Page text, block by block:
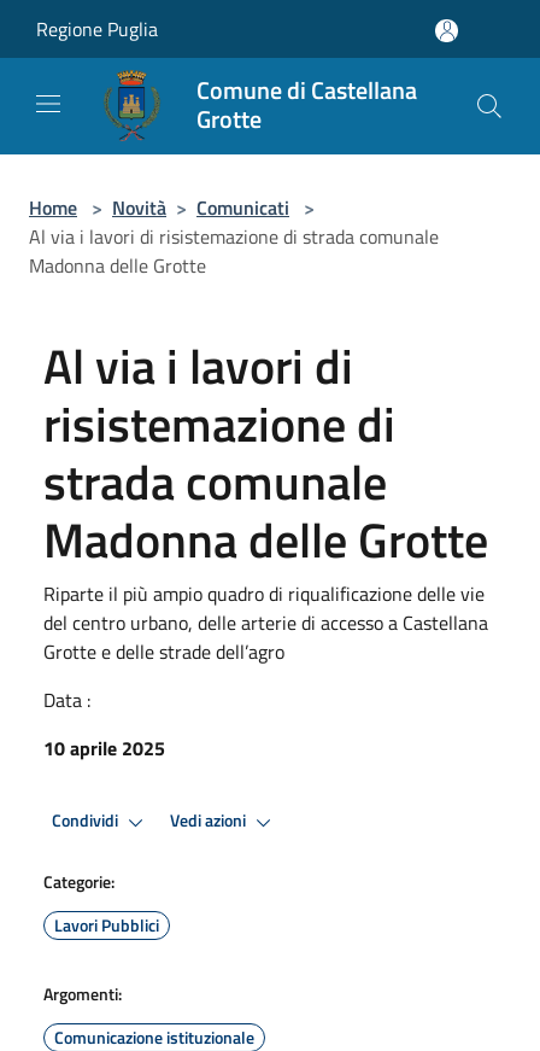
Regione Puglia
Comune di Castellana
Grotte
Home > Novità > Comunicati >
Al via i lavori di risistemazione di strada comunale
Madonna delle Grotte
Al via i lavori di
risistemazione di
strada comunale
Madonna delle Grotte
Riparte il più ampio quadro di riqualificazione delle vie
del centro urbano, delle arterie di accesso a Castellana
Grotte e delle strade dell’agro
Data :
10 aprile 2025
Condividi Vedi azioni
Categorie:
Lavori Pubblici
Argomenti:
Comunicazione istituzionale